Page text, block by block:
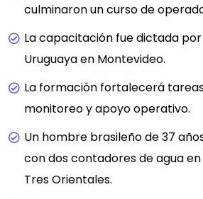
culminaron un curso de
La capacitación fue dictada
Uruguaya en Montevideo.
La formación fortalecerá
monitoreo y apoyo operativo.
Un hombre brasileño de 37
con dos contadores de agua
Tres Orientales.